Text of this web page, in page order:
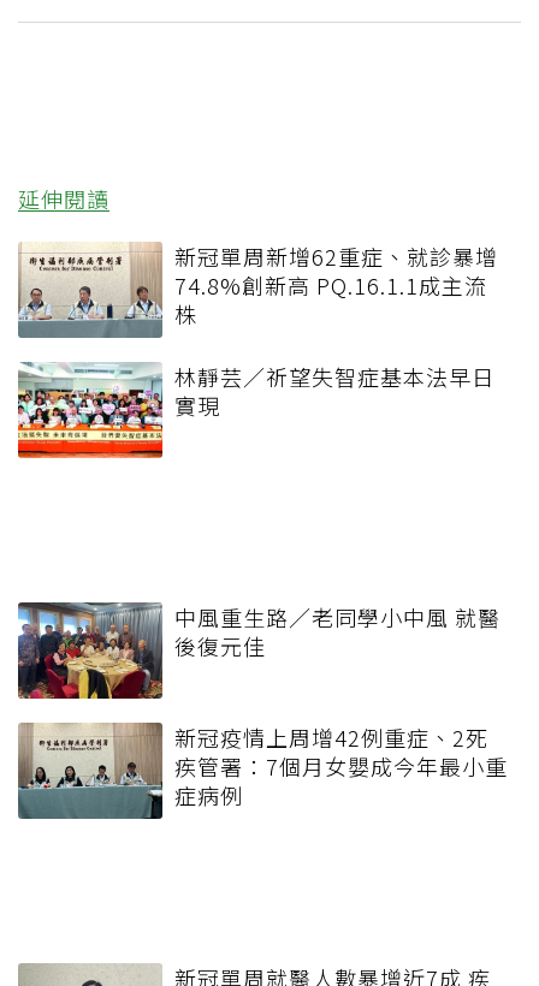
延伸閱讀
新冠單周新增62重症、就診暴增
74.8%創新高 PQ.16.1.1成主流
株
林靜芸／祈望失智症基本法早日
實現
中風重生路／老同學小中風 就醫
後復元佳
新冠疫情上周增42例重症、2死
疾管署：7個月女嬰成今年最小重
症病例
新冠單周就醫人數暴增近7成 疾